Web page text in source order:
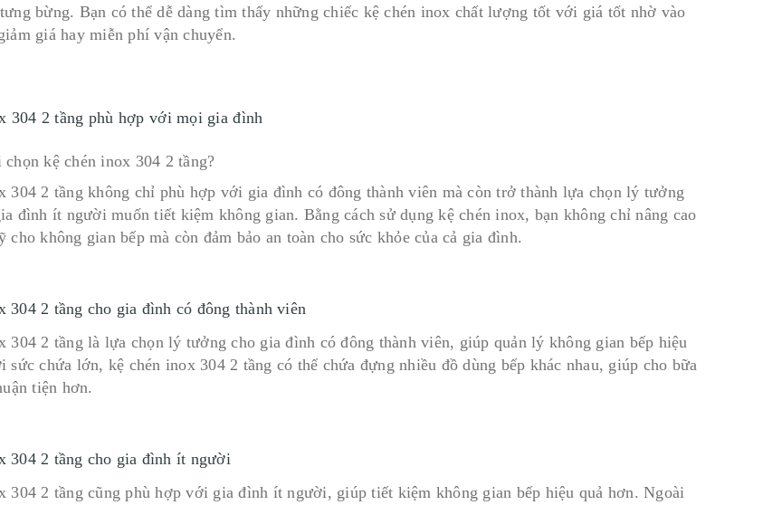
bừng. Bạn có thể dễ dàng tìm thấy những chiếc kệ chén inox chất lượng tốt với giá tốt nhờ vào
giá hay miễn phí vận chuyển.
304 2 tầng phù hợp với mọi gia đình
304 2 tầng không chỉ phù hợp với gia đình có đông thành viên mà còn trở thành lựa chọn lý tưởng
đình ít người muốn tiết kiệm không gian. Bằng cách sử dụng kệ chén inox, bạn không chỉ nâng cao
cho không gian bếp mà còn đảm bảo an toàn cho sức khỏe của cả gia đình.
304 2 tầng cho gia đình có đông thành viên
304 2 tầng là lựa chọn lý tưởng cho gia đình có đông thành viên, giúp quản lý không gian bếp hiệu
sức chứa lớn, kệ chén inox 304 2 tầng có thể chứa đựng nhiều đồ dùng bếp khác nhau, giúp cho bữa
tiện hơn.
304 2 tầng cho gia đình ít người
304 2 tầng cũng phù hợp với gia đình ít người, giúp tiết kiệm không gian bếp hiệu quả hơn. Ngoài